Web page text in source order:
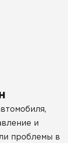
и
проблемы в